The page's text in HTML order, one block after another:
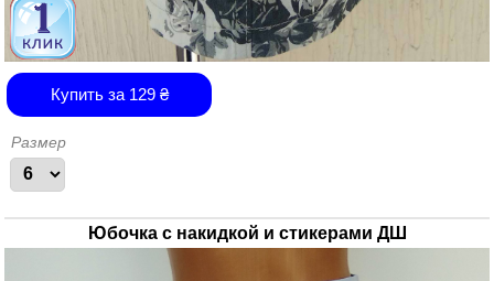
Купить за 129₴
Размер
Юбочка с накидкой и стикерами ДШ